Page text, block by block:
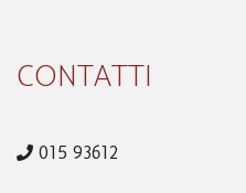
CONTATTI
015 93612